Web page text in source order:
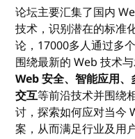
论坛主要汇集了国内
技术，识别潜在的标准
论，17000多人通过多
围绕最新的 Web 技术
Web 安全、智能应用
交互等前沿技术并围绕
讨，探索如何应对当今
案，从而满足行业及用